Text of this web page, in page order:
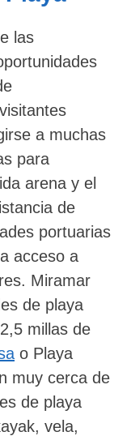
las
a muchas
para
arena y el
de
portuarias
acceso a
Miramar
de playa
millas de
o Playa
muy cerca de
de playa
vela,